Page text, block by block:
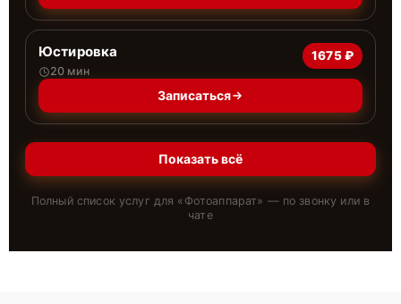
Юстировка
20 мин
1675 ₽
Записаться
Показать всё
Полный список услуг для « Фотоаппарат» — по звонку или в
чате